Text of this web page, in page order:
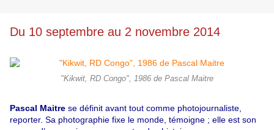
Du 10 septembre au 2 novembre 2014
"Kikwit, RD Congo", 1986 de Pascal Maitre
Pascal Maitre se définit avant tout comme photojournaliste,
reporter. Sa photographie fixe le monde, témoigne ; elle est son